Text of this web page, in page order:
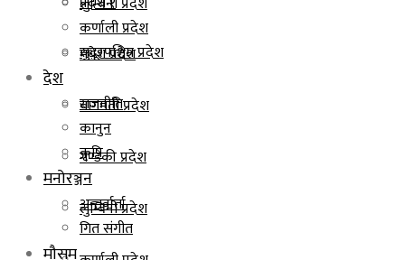
मधेश प्रदेश
बागमती प्रदेश
गण्डकी प्रदेश
लुम्बिनी प्रदेश
कर्णाली प्रदेश
सुदूरपश्चिम प्रदेश
देश
राजनीति
कानुन
कृषि
मनोरञ्जन
अन्तर्वार्ता
गित संगीत
मौसम